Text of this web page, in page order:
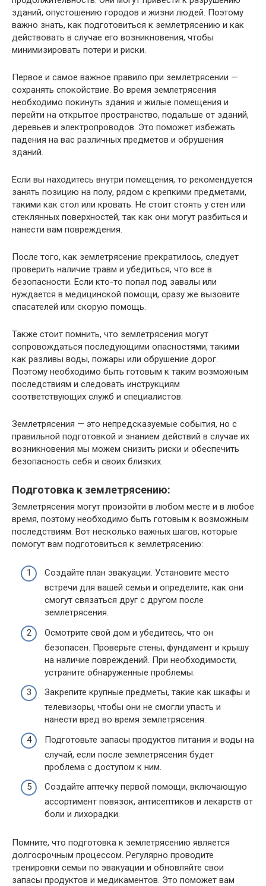
зданий, опустошению городов и жизни людей. Поэтому
важно знать, как подготовиться к землетрясению и как
действовать в случае его возникновения, чтобы
минимизировать потери и риски.
Первое и самое важное правило при землетрясении —
сохранять спокойствие. Во время землетрясения
необходимо покинуть здания и жилые помещения и
перейти на открытое пространство, подальше от зданий,
деревьев и электропроводов. Это поможет избежать
падения на вас различных предметов и обрушения
зданий.
Если вы находитесь внутри помещения, то рекомендуется
занять позицию на полу, рядом с крепкими предметами,
такими как стол или кровать. Не стоит стоять у стен или
стеклянных поверхностей, так как они могут разбиться и
нанести вам повреждения.
После того, как землетрясение прекратилось, следует
проверить наличие травм и убедиться, что все в
безопасности. Если кто-то попал под завалы или
нуждается в медицинской помощи, сразу же вызовите
спасателей или скорую помощь.
Также стоит помнить, что землетрясения могут
сопровождаться последующими опасностями, такими
как разливы воды, пожары или обрушение дорог.
Поэтому необходимо быть готовым к таким возможным
последствиям и следовать инструкциям
соответствующих служб и специалистов.
Землетрясения — это непредсказуемые события, но с
правильной подготовкой и знанием действий в случае их
возникновения мы можем снизить риски и обеспечить
безопасность себя и своих близких.
Подготовка к землетрясению:
Землетрясения могут произойти в любом месте и в любое
время, поэтому необходимо быть готовым к возможным
последствиям. Вот несколько важных шагов, которые
помогут вам подготовиться к землетрясению:
Создайте план эвакуации. Установите место
встречи для вашей семьи и определите, как они
смогут связаться друг с другом после
землетрясения.
Осмотрите свой дом и убедитесь, что он
безопасен. Проверьте стены, фундамент и крышу
на наличие повреждений. При необходимости,
устраните обнаруженные проблемы.
Закрепите крупные предметы, такие как шкафы и
телевизоры, чтобы они не смогли упасть и
нанести вред во время землетрясения.
Подготовьте запасы продуктов питания и воды на
случай, если после землетрясения будет
проблема с доступом к ним.
Создайте аптечку первой помощи, включающую
ассортимент повязок, антисептиков и лекарств от
боли и лихорадки.
Помните, что подготовка к землетрясению является
долгосрочным процессом. Регулярно проводите
тренировки семьи по эвакуации и обновляйте свои
запасы продуктов и медикаментов. Это поможет вам